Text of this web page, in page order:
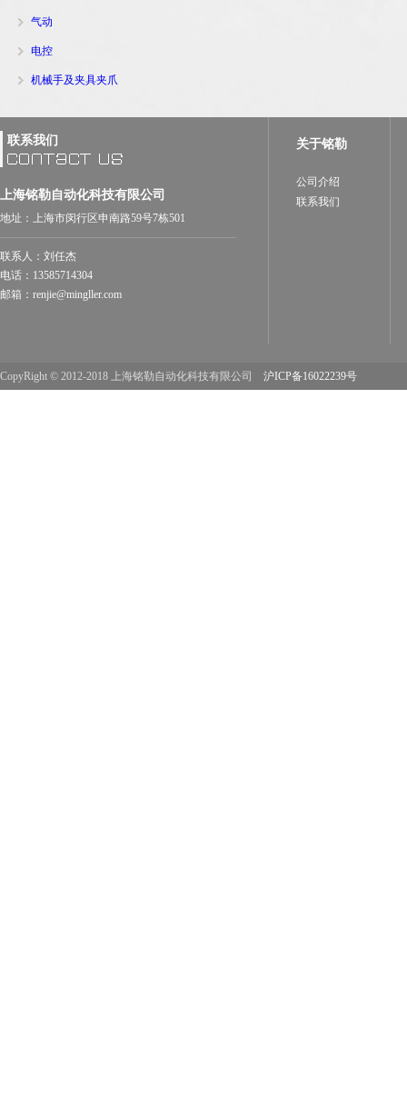
气动
电控
机械手及夹具夹爪
联系我们
上海铭勒自动化科技有限公司
地址：上海市闵行区申南路59号7栋501
联系人：刘任杰
电话：13585714304
邮箱：renjie@mingller.com
关于铭勒
公司介绍
联系我们
CopyRight © 2012-2018 上海铭勒自动化科技有限公司 沪ICP备16022239号